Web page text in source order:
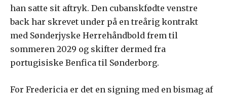
han satte sit aftryk. Den cubanskfødte venstre
back har skrevet under på en treårig kontrakt
med Sønderjyske Herrehåndbold frem til
sommeren 2029 og skifter dermed fra
portugisiske Benfica til Sønderborg.
For Fredericia er det en signing med en bismag af